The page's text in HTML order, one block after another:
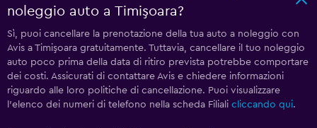
noleggio auto a Timişoara?
Sì, puoi cancellare la prenotazione della tua auto a noleggio con
Avis a Timişoara gratuitamente. Tuttavia, cancellare il tuo noleggio
auto poco prima della data di ritiro prevista potrebbe comportare
dei costi. Assicurati di contattare Avis e chiedere informazioni
riguardo alle loro politiche di cancellazione. Puoi visualizzare
l'elenco dei numeri di telefono nella scheda Filiali cliccando qui.